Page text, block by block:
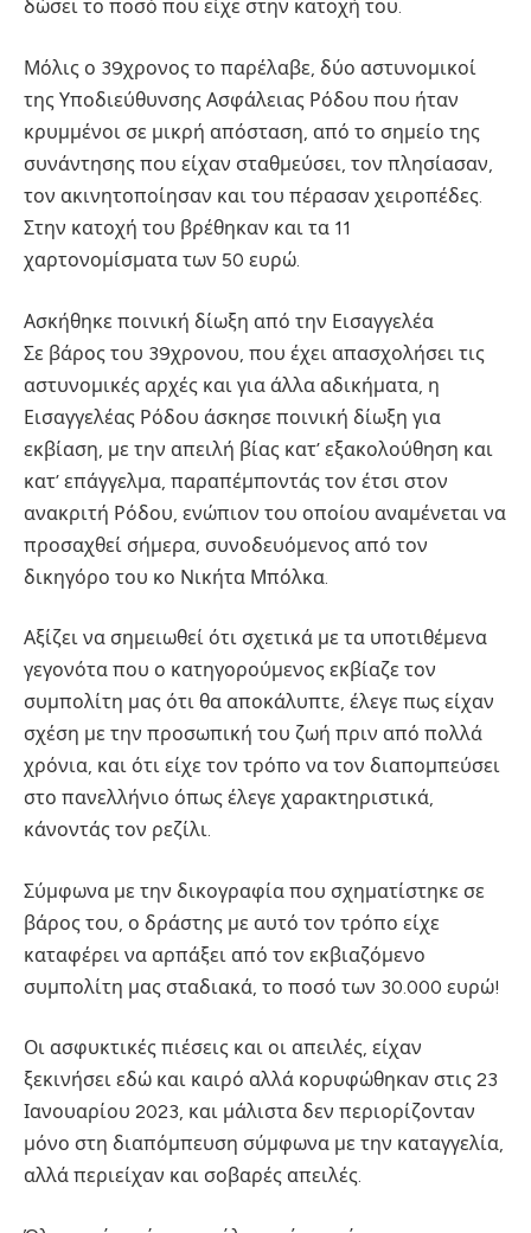
δώσει το ποσό που είχε στην κατοχή του.
Μόλις ο 39χρονος το παρέλαβε, δύο αστυνομικοί
της Υποδιεύθυνσης Ασφάλειας Ρόδου που ήταν
κρυμμένοι σε μικρή απόσταση, από το σημείο της
συνάντησης που είχαν σταθμεύσει, τον πλησίασαν,
τον ακινητοποίησαν και του πέρασαν χειροπέδες.
Στην κατοχή του βρέθηκαν και τα 11
χαρτονομίσματα των 50 ευρώ.
Ασκήθηκε ποινική δίωξη από την Εισαγγελέα
Σε βάρος του 39χρονου, που έχει απασχολήσει τις
αστυνομικές αρχές και για άλλα αδικήματα, η
Εισαγγελέας Ρόδου άσκησε ποινική δίωξη για
εκβίαση, με την απειλή βίας κατ’ εξακολούθηση και
κατ’ επάγγελμα, παραπέμποντάς τον έτσι στον
ανακριτή Ρόδου, ενώπιον του οποίου αναμένεται να
προσαχθεί σήμερα, συνοδευόμενος από τον
δικηγόρο του κο Νικήτα Μπόλκα.
Αξίζει να σημειωθεί ότι σχετικά με τα υποτιθέμενα
γεγονότα που ο κατηγορούμενος εκβίαζε τον
συμπολίτη μας ότι θα αποκάλυπτε, έλεγε πως είχαν
σχέση με την προσωπική του ζωή πριν από πολλά
χρόνια, και ότι είχε τον τρόπο να τον διαπομπεύσει
στο πανελλήνιο όπως έλεγε χαρακτηριστικά,
κάνοντάς τον ρεζίλι.
Σύμφωνα με την δικογραφία που σχηματίστηκε σε
βάρος του, ο δράστης με αυτό τον τρόπο είχε
καταφέρει να αρπάξει από τον εκβιαζόμενο
συμπολίτη μας σταδιακά, το ποσό των 30.000 ευρώ!
Οι ασφυκτικές πιέσεις και οι απειλές, είχαν
ξεκινήσει εδώ και καιρό αλλά κορυφώθηκαν στις 23
Ιανουαρίου 2023, και μάλιστα δεν περιορίζονταν
μόνο στη διαπόμπευση σύμφωνα με την καταγγελία,
αλλά περιείχαν και σοβαρές απειλές.